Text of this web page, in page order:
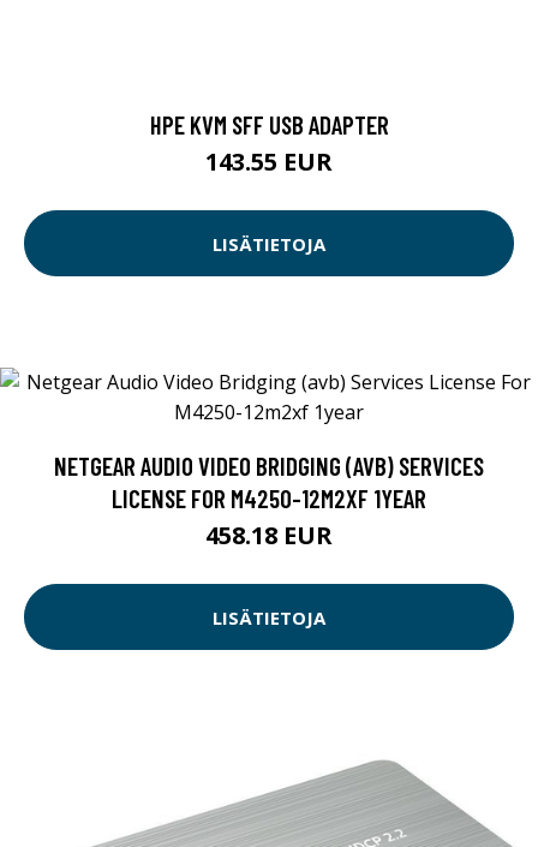
HPE KVM SFF USB ADAPTER
143.55 EUR
LISÄTIETOJA
NETGEAR AUDIO VIDEO BRIDGING (AVB) SERVICES
LICENSE FOR M4250-12M2XF 1YEAR
458.18 EUR
LISÄTIETOJA